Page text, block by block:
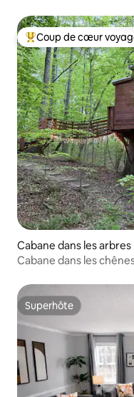
Coup de cœur
Coup de cœur
Cabane dans les arbres
Cabane dans les
Superhôte
Superhôte